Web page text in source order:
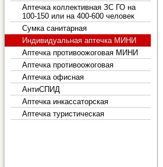
Аптечка коллективная ЗС ГО на
100-150 или на 400-600 человек
Сумка санитарная
Индивидуальная аптечка МИНИ
Аптечка противоожоговая МИНИ
Аптечка противоожоговая
Аптечка офисная
АнтиСПИД
Аптечка инкассаторская
Аптечка туристическая